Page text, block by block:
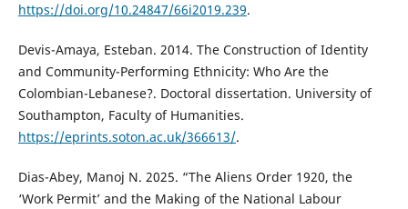
https://doi.org/10.24847/66i2019.239.
Devis-Amaya, Esteban. 2014. The Construction of Identity
and Community-Performing Ethnicity: Who Are the
Colombian-Lebanese?. Doctoral dissertation. University of
Southampton, Faculty of Humanities.
https://eprints.soton.ac.uk/366613/.
Dias-Abey, Manoj N. 2025. “The Aliens Order 1920, the
‘Work Permit’ and the Making of the National Labour